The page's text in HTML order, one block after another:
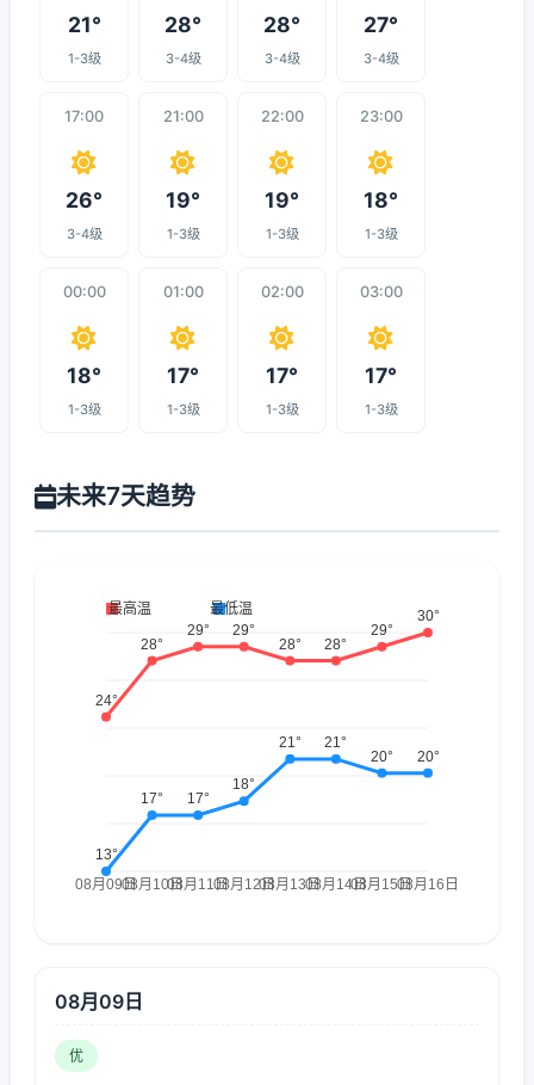
21°
1-3级
28°
3-4级
28°
3-4级
27°
3-4级
17:00
26°
3-4级
21:00
19°
1-3级
22:00
19°
1-3级
23:00
18°
1-3级
00:00
18°
1-3级
01:00
17°
1-3级
02:00
17°
1-3级
03:00
17°
1-3级
未来7天趋势
08月09日
优